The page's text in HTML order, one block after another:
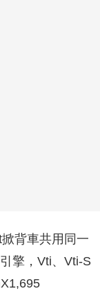
背車共用同一
擎，Vti、Vti-S